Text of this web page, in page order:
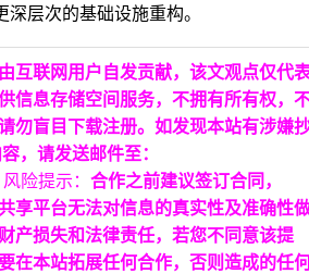
深层次的基础设施重构。
互联网用户自发贡献，该文观点仅代
信息存储空间服务，不拥有所有权，
勿盲目下载注册。如发现本站有涉嫌
，请发送邮件至：
风险提示： 合作之前建议签订合同，
享平台无法对信息的真实性及准确性
产损失和法律责任，若您不同意该提
在本站拓展任何合作，否则造成的任